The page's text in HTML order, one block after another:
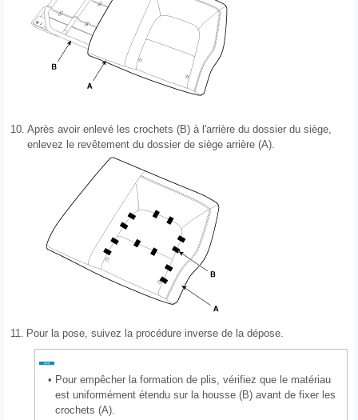
10. Après avoir enlevé les crochets (B) à l'arrière du dossier du siège,
enlevez le revêtement du dossier de siège arrière (A).
11. Pour la pose, suivez la procédure inverse de la dépose.
• Pour empêcher la formation de plis, vérifiez que le matériau
est uniformément étendu sur la housse (B) avant de fixer les
crochets (A).